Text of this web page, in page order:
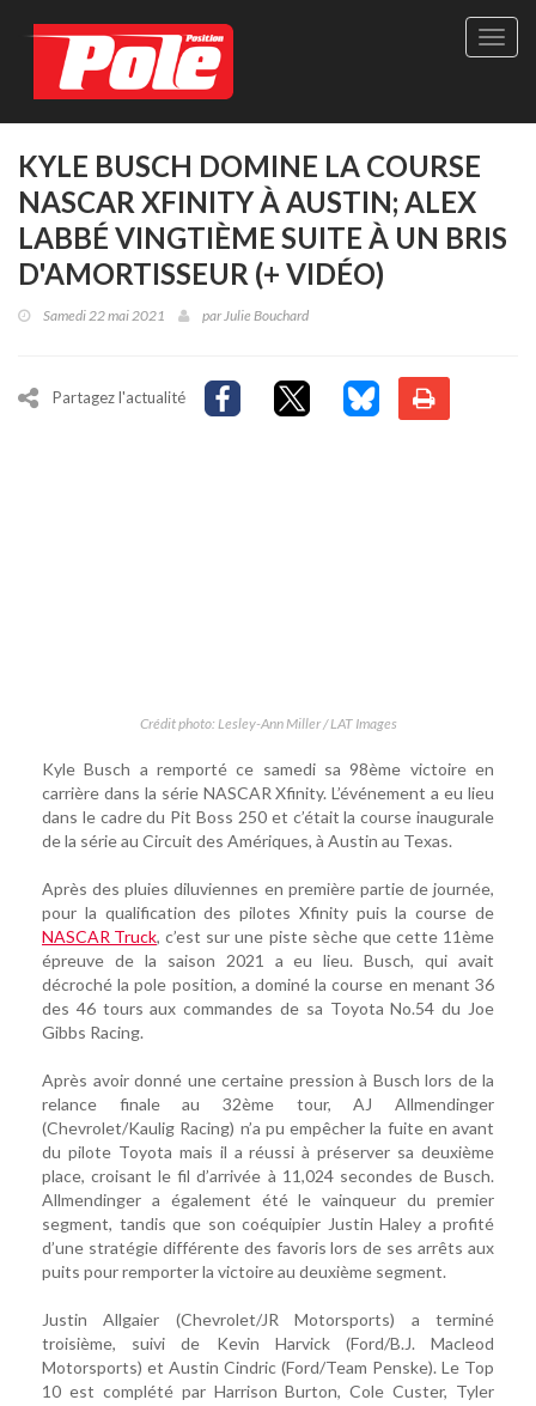
Site
seul
KYLE BUSCH DOMINE LA COURSE
NASCAR XFINITY À AUSTIN; ALEX
LABBÉ VINGTIÈME SUITE À UN BRIS
D'AMORTISSEUR (+ VIDÉO)
Samedi 22 mai 2021 parJulie Bouchard
Partagez l'actualité
Crédit photo: Lesley-Ann Miller / LAT Images
Kyle Busch a remporté ce samedi sa 98ème victoire en
carrière dans la série NASCAR Xfinity. L’événement a eu lieu
dans le cadre du Pit Boss 250 et c’était la course inaugurale
de la série au Circuit des Amériques, à Austin au Texas.
Après des pluies diluviennes en première partie de journée,
pour la qualification des pilotes Xfinity puis la course de
NASCAR Truck, c’est sur une piste sèche que cette 11ème
épreuve de la saison 2021 a eu lieu. Busch, qui avait
décroché la pole position, a dominé la course en menant 36
des 46 tours aux commandes de sa Toyota No.54 du Joe
Gibbs Racing.
Après avoir donné une certaine pression à Busch lors de la
relance finale au 32ème tour, AJ Allmendinger
(Chevrolet/Kaulig Racing) n’a pu empêcher la fuite en avant
du pilote Toyota mais il a réussi à préserver sa deuxième
place, croisant le fil d’arrivée à 11,024 secondes de Busch.
Allmendinger a également été le vainqueur du premier
segment, tandis que son coéquipier Justin Haley a profité
d’une stratégie différente des favoris lors de ses arrêts aux
puits pour remporter la victoire au deuxième segment.
Justin Allgaier (Chevrolet/JR Motorsports) a terminé
troisième, suivi de Kevin Harvick (Ford/B.J. Macleod
Motorsports) et Austin Cindric (Ford/Team Penske). Le Top
10 est complété par Harrison Burton, Cole Custer, Tyler